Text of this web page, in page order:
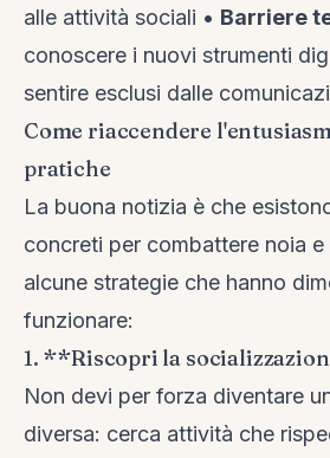
alle attività sociali • Barriere
conoscere i nuovi strumenti
sentire esclusi dalle
Come riaccendere
pratiche
La buona notizia è che
concreti per combattere noia
alcune strategie che hanno
funzionare:
1. **Riscopri la
Non devi per forza diventare
diversa: cerca attività che